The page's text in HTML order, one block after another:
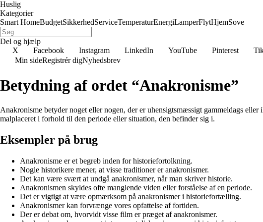
Huslig
Kategorier
Smart HomeBudgetSikkerhedServiceTemperaturEnergiLamperFlytHjemSove
Del og hjælp
X
Facebook Instagram LinkedIn YouTube Pinterest
Min sideRegistrér digNyhedsbrev
Betydning af ordet “Anakronisme”
Anakronisme betyder noget eller nogen, der er uhensigtsmæssigt gammeldags
malplaceret i forhold til den periode eller situation, den befinder sig i.
Eksempler på brug
Anakronisme er et begreb inden for historiefortolkning.
Nogle historikere mener, at visse traditioner er anakronismer.
Det kan være svært at undgå anakronismer, når man skriver historie.
Anakronismen skyldes ofte manglende viden eller forståelse af en periode.
Det er vigtigt at være opmærksom på anakronismer i historiefortælling.
Anakronismer kan forvrænge vores opfattelse af fortiden.
Der er debat om, hvorvidt visse film er præget af anakronismer.